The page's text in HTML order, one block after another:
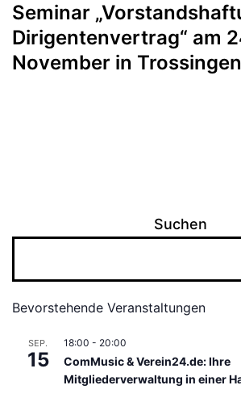
Seminar
Dirigentenvertrag“ am
November in Trossingen
Suchen
Bevorstehende Veranstaltungen
SEP.
15
18:00 - 20:00
ComMusic & Verein24.de: Ihre
Mitgliederverwaltung in einer